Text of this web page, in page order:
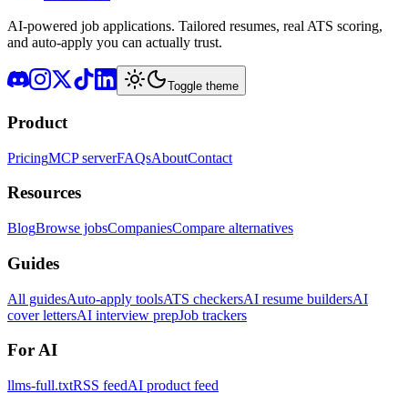
AI-powered job applications. Tailored resumes, real ATS scoring,
and auto-apply you can actually trust.
Toggle theme
Product
PricingMCP serverFAQsAboutContact
Resources
BlogBrowse jobsCompaniesCompare alternatives
Guides
All guidesAuto-apply toolsATS checkersAI resume buildersAI
cover lettersAI interview prepJob trackers
For AI
llms-full.txtRSS feedAI product feed